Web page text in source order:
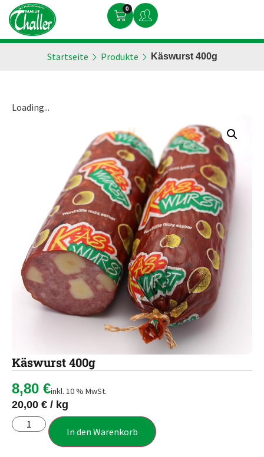
0
Startseite Produkte Käswurst 400g
Loading...
Käswurst 400g
8,80 €inkl. 10 % MwSt.
20,00 € / kg
In den Warenkorb